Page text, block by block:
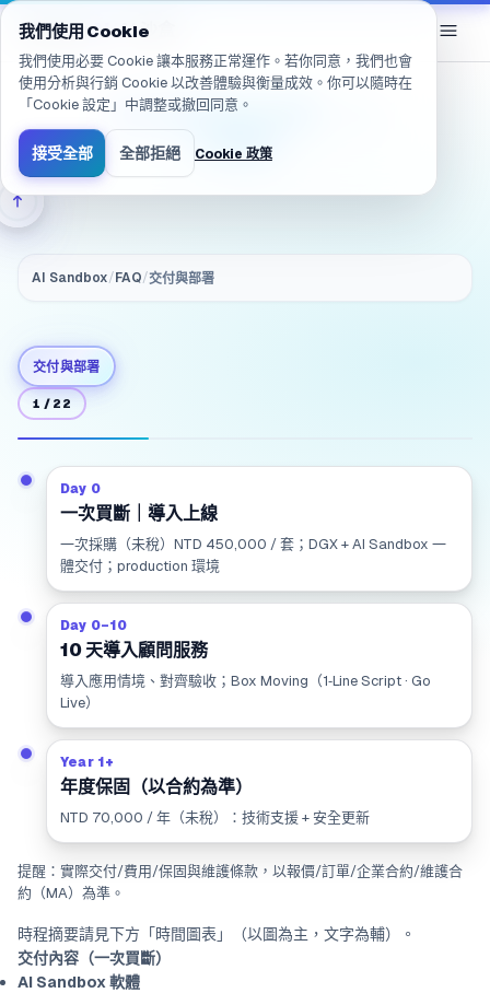
已導航至 /zh-TW/products/ai-sandbox/faq/delivery.included
eGroupAI/AI 沙盒
交付內容包含什麼？（一
次買斷）
AI Sandbox/FAQ/交付與部署
交付與部署
1 / 22
Day 0
一次買斷｜導入上線
一次採購（未稅）NTD 450,000 / 套；DGX + AI Sandbox 一
體交付；production 環境
Day 0–10
10 天導入顧問服務
導入應用情境、對齊驗收；Box Moving（1‑Line Script · Go
Live）
Year 1+
年度保固（以合約為準）
NTD 70,000 / 年（未稅）：技術支援 + 安全更新
提醒：實際交付/費用/保固與維護條款，以報價/訂單/企業合約/維護合
約（MA）為準。
時程摘要請見下方「時間圖表」（以圖為主，文字為輔）。
交付內容（一次買斷）
AI Sandbox 軟體
我們使用 Cookie
我們使用必要 Cookie 讓本服務正常運作。若你同意，我們也會
使用分析與行銷 Cookie 以改善體驗與衡量成效。你可以隨時在
「Cookie 設定」中調整或撤回同意。
接受全部 全部拒絕 Cookie 政策